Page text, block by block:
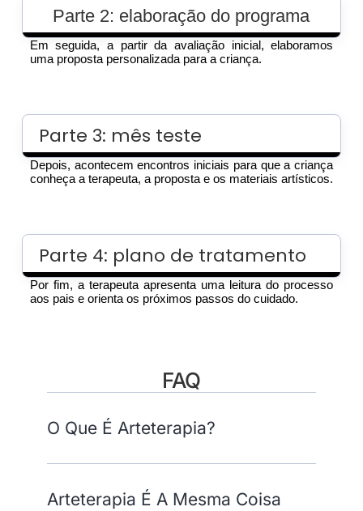
Parte 2: elaboração do programa
Em seguida, a partir da avaliação inicial, elaboramos
uma proposta personalizada para a criança.
Parte 3: mês teste
Depois, acontecem encontros iniciais para que a criança
conheça a terapeuta, a proposta e os materiais artísticos.
Parte 4: plano de tratamento
Por fim, a terapeuta apresenta uma leitura do processo
aos pais e orienta os próximos passos do cuidado.
FAQ
O Que É Arteterapia?
Arteterapia É A Mesma Coisa